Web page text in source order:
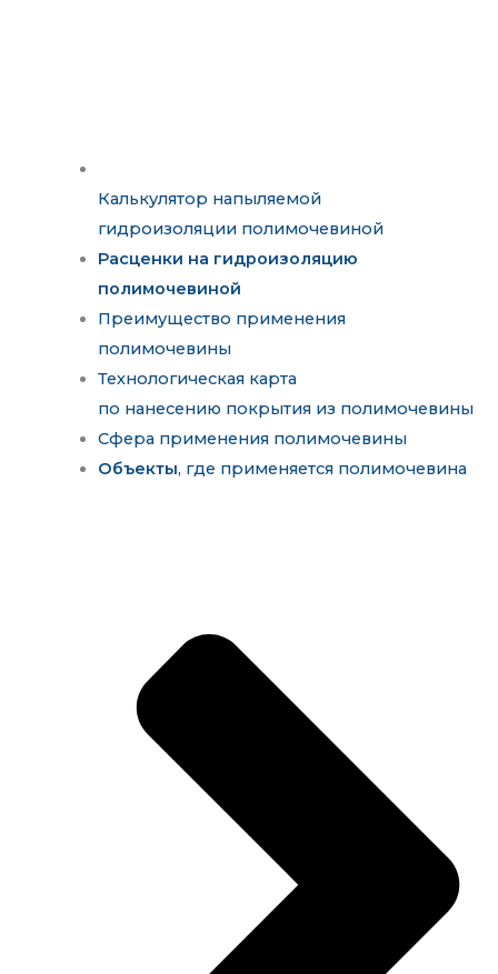
Калькулятор напыляемой
гидроизоляции полимочевиной
Расценки на гидроизоляцию
полимочевиной
Преимущество применения
полимочевины
Технологическая карта
по нанесению покрытия из полимочевины
Сфера применения полимочевины
Объекты, где применяется полимочевина